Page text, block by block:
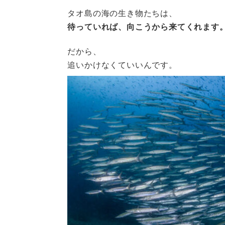
タオ島の海の生き物たちは、
待っていれば、向こうから来てくれます
だから、
追いかけなくていいんです。